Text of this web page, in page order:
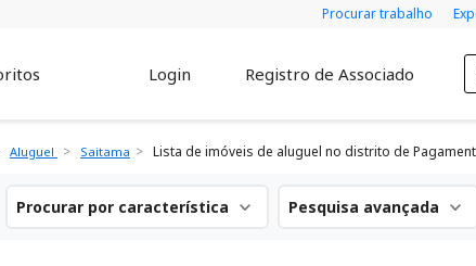
Procurar trabalho
Login Registro de Associado
Aluguel Saitama Lista de imóveis de aluguel no distrito de
Procurar por característica Pesquisa avançada